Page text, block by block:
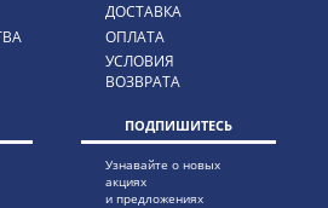
ДОСТАВКА
ОПЛАТА
УСЛОВИЯ
ВОЗВРАТА
ПОДПИШИТЕСЬ
Узнавайте о новых
акциях
и предложениях